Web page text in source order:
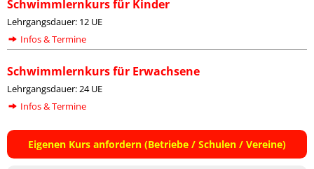
Schwimmlernkurs für Kinder
Lehrgangsdauer: 12 UE
Infos & Termine
Schwimmlernkurs für Erwachsene
Lehrgangsdauer: 24 UE
Infos & Termine
Eigenen Kurs anfordern (Betriebe / Schulen / Vereine)